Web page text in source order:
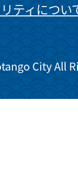
ティについ
City All